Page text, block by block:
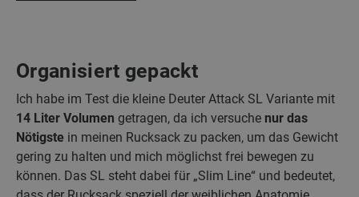
Organisiert gepackt
Ich habe im Test die kleine Deuter Attack SL Variante mit
14 Liter Volumen getragen, da ich versuche nur das
Nötigste in meinen Rucksack zu packen, um das Gewicht
gering zu halten und mich möglichst frei bewegen zu
können. Das SL steht dabei für „Slim Line“ und bedeutet,